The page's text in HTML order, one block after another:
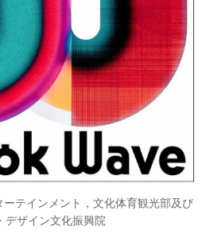
ーテインメント，文化体育観光部及び
デザイン文化振興院